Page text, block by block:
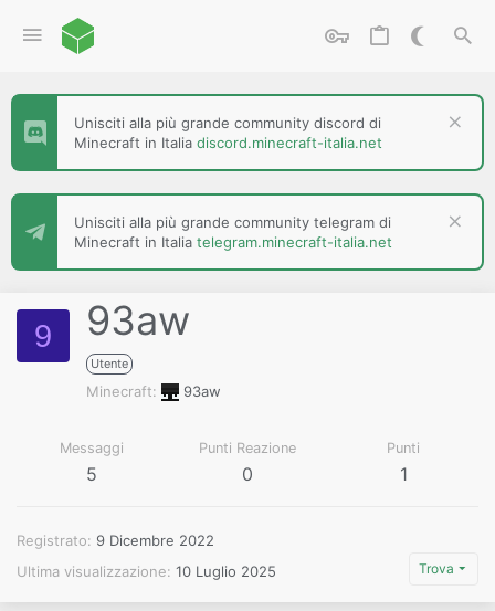
Unisciti alla più grande community discord di
Minecraft in Italia discord.minecraft-italia.net
Unisciti alla più grande community telegram di
Minecraft in Italia telegram.minecraft-italia.net
9 93aw
Utente
Minecraft 93aw
Messaggi
5
Punti Reazione
0
Punti
1
Registrato
9 Dicembre 2022
Ultima visualizzazione 10 Luglio 2025 Trova